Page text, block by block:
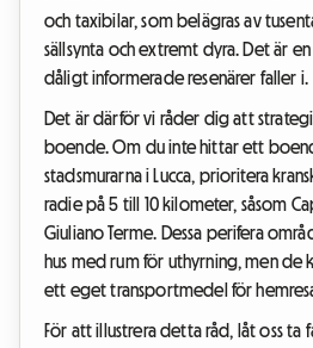
och taxibilar, som belägras av
sällsynta och extremt dyra. Det är
dåligt informerade resenärer faller i.
Det är därför vi råder dig att
boende. Om du inte hittar ett
stadsmurarna i Lucca, prioritera
radie på 5 till 10 kilometer, såsom
Giuliano Terme. Dessa perifera
hus med rum för uthyrning, men de
ett eget transportmedel för
För att illustrera detta råd, låt oss ta